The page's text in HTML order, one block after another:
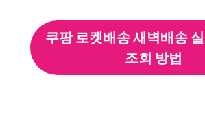
쿠팡 로켓배송 새벽배송
조회 방법